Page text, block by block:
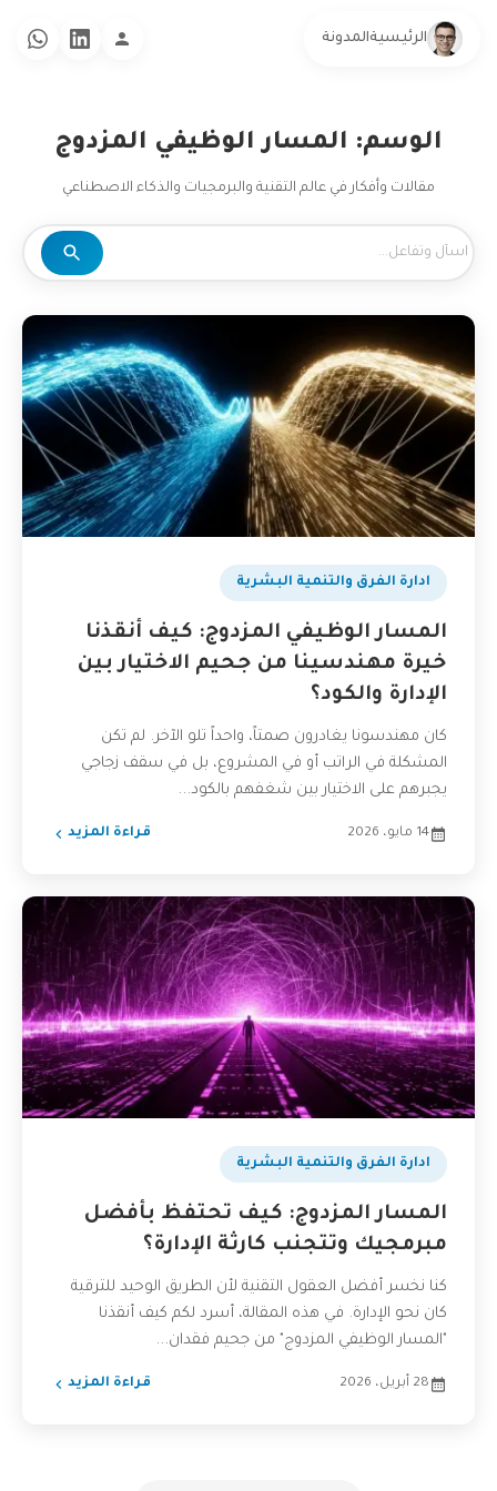
الرئيسيةالمدونة
الوسم: المسار الوظيفي المزدوج
مقالات وأفكار في عالم التقنية والبرمجيات والذكاء الاصطناعي
ادارة الفرق والتنمية البشرية
المسار الوظيفي المزدوج: كيف أنقذنا
خيرة مهندسينا من جحيم الاختيار بين
الإدارة والكود؟
كان مهندسونا يغادرون صمتاً، واحداً تلو الآخر. لم تكن
المشكلة في الراتب أو في المشروع، بل في سقف زجاجي
يجبرهم على الاختيار بين شغفهم بالكود...
14 مايو، 2026 قراءة المزيد
ادارة الفرق والتنمية البشرية
المسار المزدوج: كيف تحتفظ بأفضل
مبرمجيك وتتجنب كارثة الإدارة؟
كنا نخسر أفضل العقول التقنية لأن الطريق الوحيد للترقية
كان نحو الإدارة. في هذه المقالة، أسرد لكم كيف أنقذنا
"المسار الوظيفي المزدوج" من جحيم فقدان...
28 أبريل، 2026 قراءة المزيد